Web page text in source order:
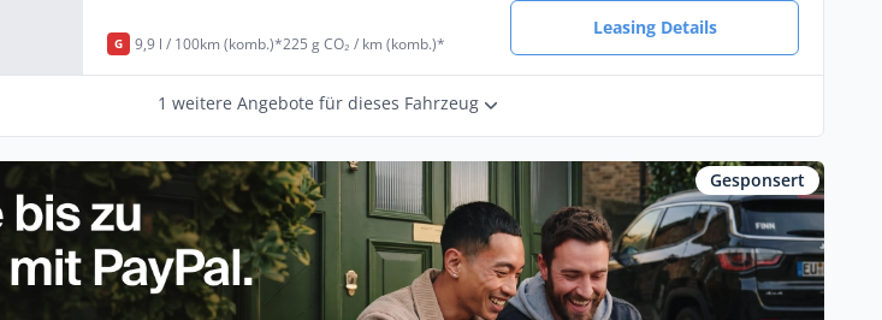
G 9,9 l / 100km (komb.)*225 g CO₂ / km (komb.)*
Leasing Details
1 weitere Angebote für dieses Fahrzeug
Gesponsert